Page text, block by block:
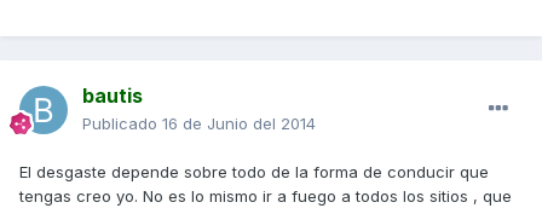
bautis
Publicado 16 de Junio del 2014
El desgaste depende sobre todo de la forma de conducir que
tengas creo yo. No es lo mismo ir a fuego a todos los sitios , que